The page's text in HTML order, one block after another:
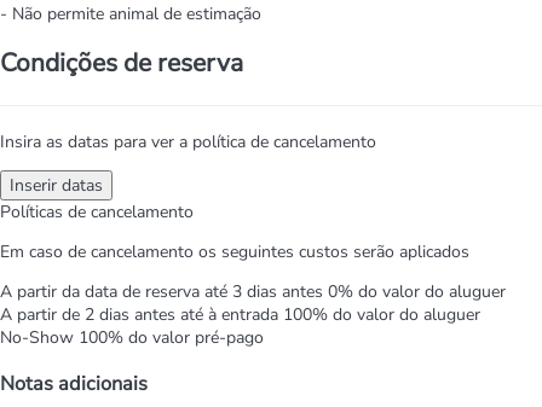
- Não permite animal de estimação
Condições de reserva
Insira as datas para ver a política de cancelamento
Inserir datas
Políticas de cancelamento
Em caso de cancelamento os seguintes custos serão aplicados
A partir da data de reserva até 3 dias antes 0% do valor do aluguer
A partir de 2 dias antes até à entrada 100% do valor do aluguer
No-Show 100% do valor pré-pago
Notas adicionais